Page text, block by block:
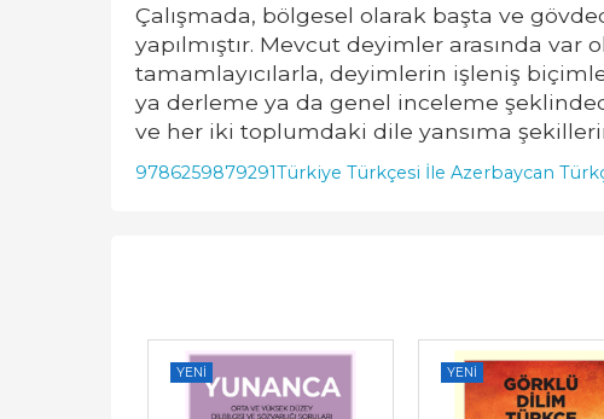
Çalışmada, bölgesel olarak başta ve
yapılmıştır. Mevcut deyimler arasında var
tamamlayıcılarla, deyimlerin işleniş
ya derleme ya da genel inceleme
ve her iki toplumdaki dile yansıma
9786259879291Türkiye Türkçesi İle Azerbaycan
YENI YENI